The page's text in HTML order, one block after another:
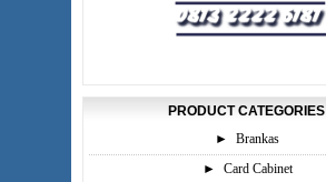
PRODUCT CATEGORIES
►
Brankas
►
Card Cabinet